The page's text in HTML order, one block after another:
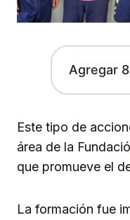
Agregar
Este tipo de
área de la
que promueve el
La formación fue